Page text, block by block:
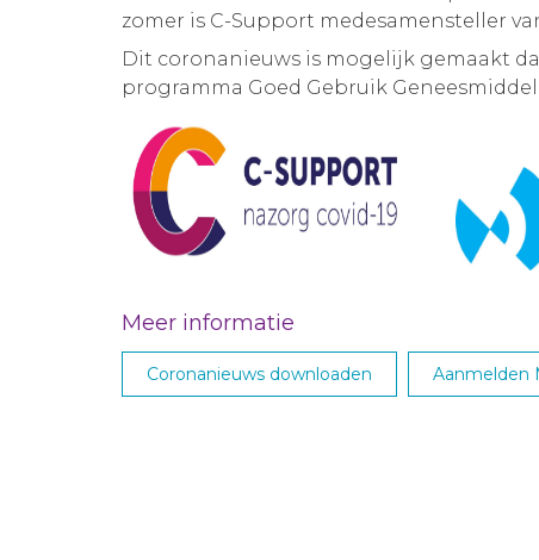
zomer is C-Support medesamensteller
Dit coronanieuws is mogelijk gemaakt
programma Goed Gebruik
Meer informatie
Coronanieuws downloaden Aanmelden